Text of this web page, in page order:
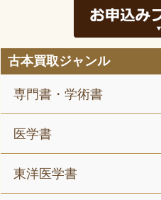
古本買取ジャンル
専門書・学術書
医学書
東洋医学書